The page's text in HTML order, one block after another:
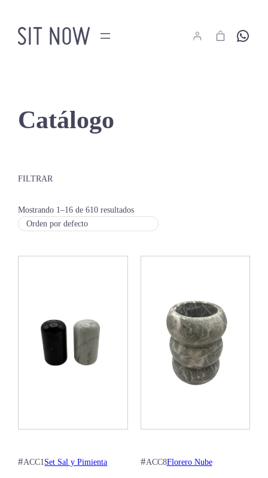
contenido
Hola
Catálogo
FILTRAR
Mostrando 1–16 de 610 resultados
#ACC1Set Sal y Pimienta #ACC8Florero Nube